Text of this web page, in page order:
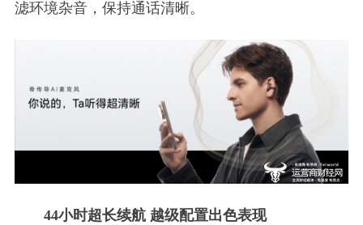
滤环境杂音，保持通话清晰。
44小时超长续航 越级配置出色表现